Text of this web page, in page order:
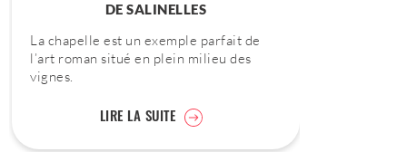
DE SALINELLES
La chapelle est un exemple parfait de
l’art roman situé en plein milieu des
vignes.
LIRE LA SUITE